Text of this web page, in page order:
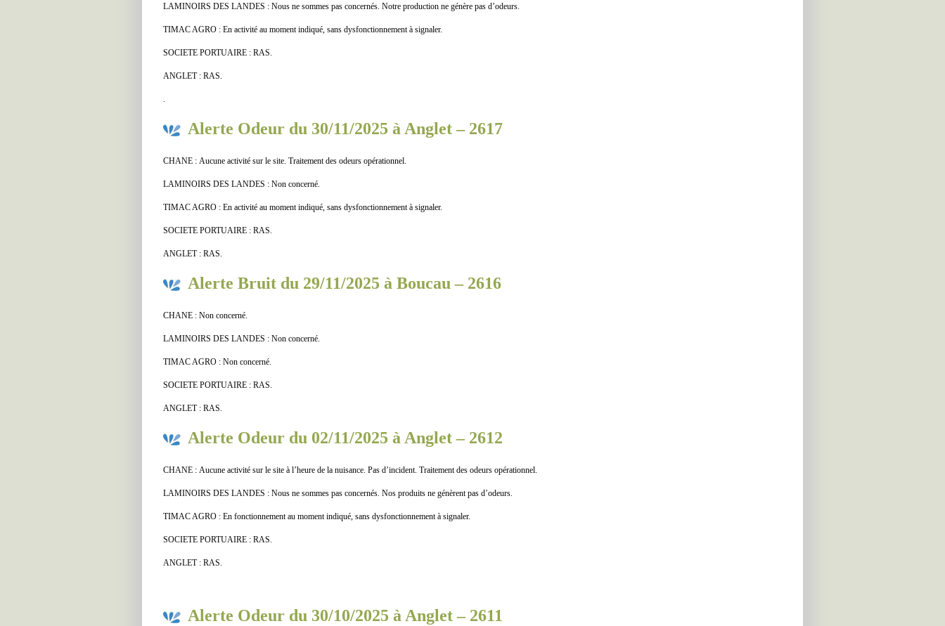
LAMINOIRS DES LANDES : Nous ne sommes pas concernés. Notre production ne génère pas d’odeurs.
TIMAC AGRO : En activité au moment indiqué, sans dysfonctionnement à signaler.
SOCIETE PORTUAIRE : RAS.
ANGLET : RAS.
Alerte Odeur du 30/11/2025 à Anglet – 2617
CHANE : Aucune activité sur le site. Traitement des odeurs opérationnel.
LAMINOIRS DES LANDES : Non concerné.
TIMAC AGRO : En activité au moment indiqué, sans dysfonctionnement à signaler.
SOCIETE PORTUAIRE : RAS.
ANGLET : RAS.
Alerte Bruit du 29/11/2025 à Boucau – 2616
CHANE : Non concerné.
LAMINOIRS DES LANDES : Non concerné.
TIMAC AGRO : Non concerné.
SOCIETE PORTUAIRE : RAS.
ANGLET : RAS.
Alerte Odeur du 02/11/2025 à Anglet – 2612
CHANE : Aucune activité sur le site à l’heure de la nuisance. Pas d’incident. Traitement des odeurs opérationnel.
LAMINOIRS DES LANDES : Nous ne sommes pas concernés. Nos produits ne génèrent pas d’odeurs.
TIMAC AGRO : En fonctionnement au moment indiqué, sans dysfonctionnement à signaler.
SOCIETE PORTUAIRE : RAS.
ANGLET : RAS.
Alerte Odeur du 30/10/2025 à Anglet – 2611